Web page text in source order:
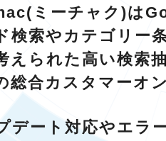
ミーチャク)は
検索やカテゴリー
えられた高い検索
総合カスタマーオ
デート対応やエラ